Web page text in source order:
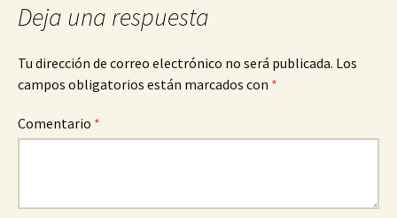
Deja una respuesta
Tu dirección de correo electrónico no será publicada. Los
campos obligatorios están marcados con *
Comentario *